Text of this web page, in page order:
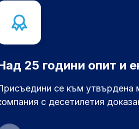
25 години опит и
се към утвърдена
с десетилетия